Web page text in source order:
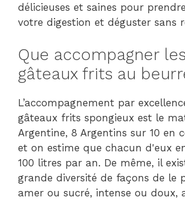
délicieuses et saines pour
votre digestion et déguster sans
Que accompagner les
gâteaux frits au
L’accompagnement par
gâteaux frits spongieux est le
Argentine, 8 Argentins sur 10 en
et on estime que chacun d'eux
100 litres par an. De même, il
grande diversité de façons de le
amer ou sucré, intense ou doux,